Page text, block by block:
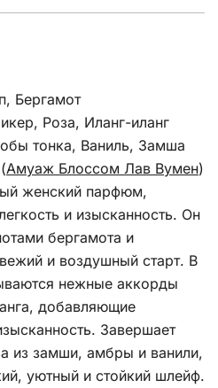
Бергамот
Роза, Иланг-иланг
тонка, Ваниль, Замша
Амуаж Блоссом Лав Вумен)
женский парфюм,
и изысканность. Он
бергамота и
и воздушный старт. В
нежные аккорды
добавляющие
Завершает
из замши, амбры и ванили,
уютный и стойкий шлейф.